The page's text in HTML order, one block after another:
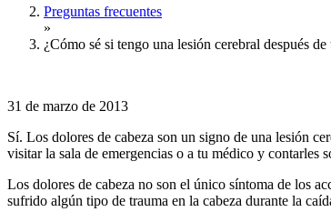
Preguntas frecuentes
»
¿Cómo sé si tengo una lesión cerebral después de
31 de marzo de 2013
Sí. Los dolores de cabeza son un signo de una lesión
visitar la sala de emergencias o a tu médico y contarles
Los dolores de cabeza no son el único síntoma de los
sufrido algún tipo de trauma en la cabeza durante la